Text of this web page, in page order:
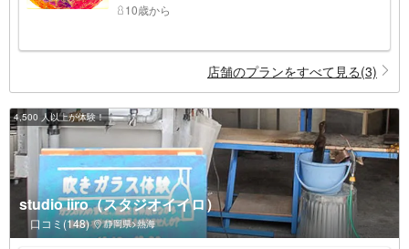
10歳から
店舗のプランをすべて見る(3)
4,500 人以上が体験！
studio iiro（スタジオイイロ）
口コミ(148) 静岡県>熱海